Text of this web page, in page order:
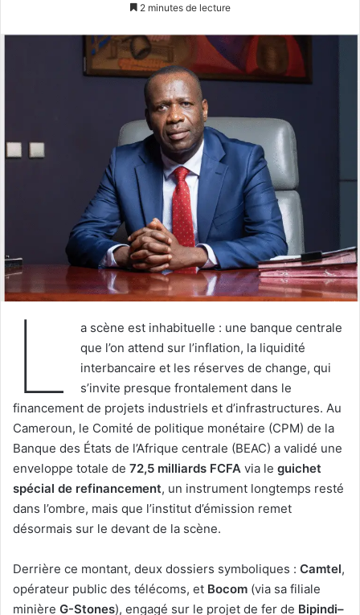
2 minutes de lecture
L
a scène est inhabituelle : une banque centrale
que l’on attend sur l’inflation, la liquidité
interbancaire et les réserves de change, qui
s’invite presque frontalement dans le
financement de projets industriels et d’infrastructures. Au
Cameroun, le Comité de politique monétaire (CPM) de la
Banque des États de l’Afrique centrale (BEAC) a validé une
enveloppe totale de 72,5 milliards FCFA via le guichet
spécial de refinancement, un instrument longtemps resté
dans l’ombre, mais que l’institut d’émission remet
désormais sur le devant de la scène.
Derrière ce montant, deux dossiers symboliques : Camtel,
opérateur public des télécoms, et Bocom (via sa filiale
minière G-Stones), engagé sur le projet de fer de Bipindi–